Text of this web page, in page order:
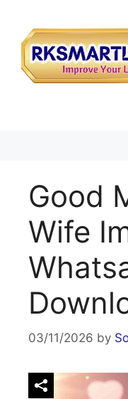
content
Good
Wife
03/11/2026 by